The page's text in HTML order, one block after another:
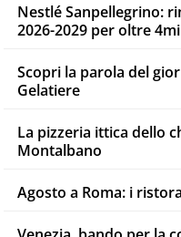
Nestlé Sanpellegrino:
2026-2029 per oltre
Scopri la parola del
Gelatiere
La pizzeria ittica dello
Montalbano
Agosto a Roma: i